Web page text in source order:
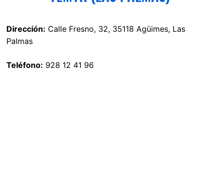
Dirección: Calle Fresno, 32, 35118 Agüimes, Las
Palmas
Teléfono: 928 12 41 96